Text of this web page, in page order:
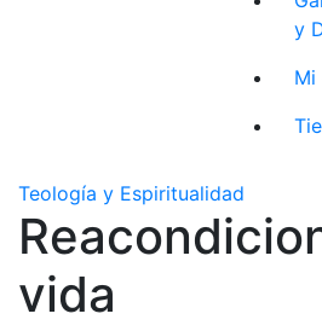
y
Mi
Teología y Espiritualidad
vida